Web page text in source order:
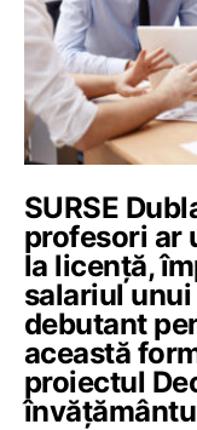
SURSE
profesori ar
la licență,
salariul
debutant
această
proiectul